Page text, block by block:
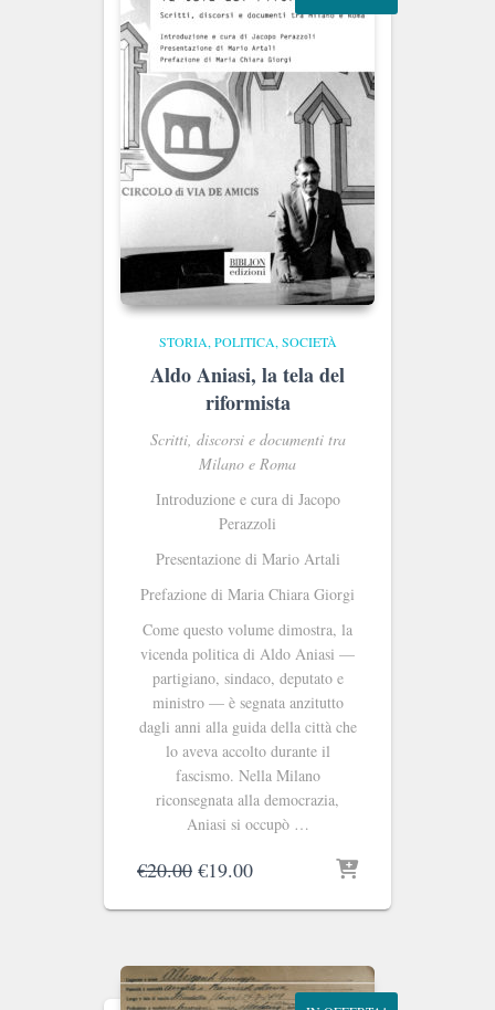
STORIA, POLITICA, SOCIETÀ
Aldo Aniasi, la tela del
riformista
Scritti, discorsi e documenti tra
Milano e Roma
Introduzione e cura di Jacopo
Perazzoli
Presentazione di Mario Artali
Prefazione di Maria Chiara Giorgi
Come questo volume dimostra, la
vicenda politica di Aldo Aniasi —
partigiano, sindaco, deputato e
ministro — è segnata anzitutto
dagli anni alla guida della città che
lo aveva accolto durante il
fascismo. Nella Milano
riconsegnata alla democrazia,
Aniasi si occupò …
€20.00 Il
originale
€20.00.
€19.00Il
attuale
€19.00.